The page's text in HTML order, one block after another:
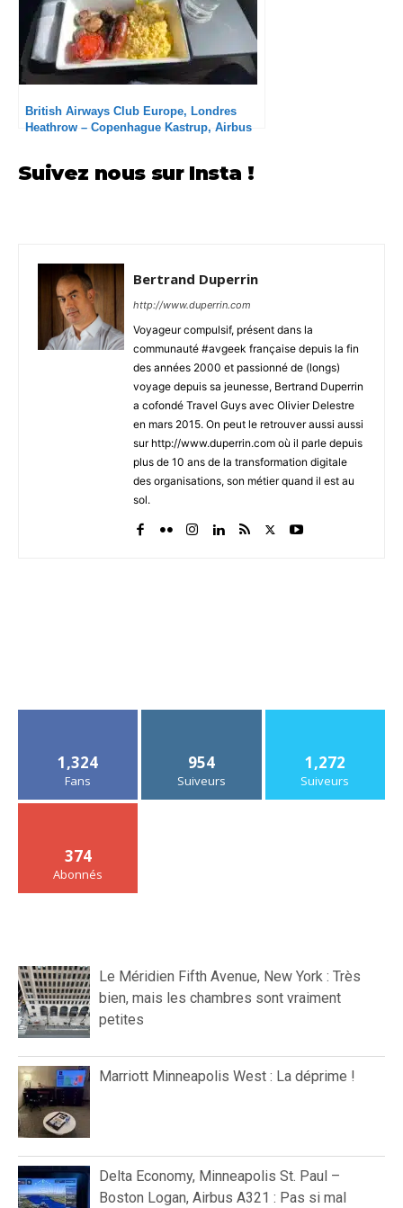
British Airways Club Europe, Londres
Heathrow – Copenhague Kastrup, Airbus
Suivez nous sur Insta !
Bertrand Duperrin
http://www.duperrin.com
Voyageur compulsif, présent dans la
communauté #avgeek française depuis la fin
des années 2000 et passionné de (longs)
voyage depuis sa jeunesse, Bertrand Duperrin
a cofondé Travel Guys avec Olivier Delestre
en mars 2015. On peut le retrouver aussi aussi
sur http://www.duperrin.com où il parle depuis
plus de 10 ans de la transformation digitale
des organisations, son métier quand il est au
sol.
1,324
Fans
954
Suiveurs
1,272
Suiveurs
374
Abonnés
Le Méridien Fifth Avenue, New York : Très
bien, mais les chambres sont vraiment
petites
Marriott Minneapolis West : La déprime !
Delta Economy, Minneapolis St. Paul –
Boston Logan, Airbus A321 : Pas si mal